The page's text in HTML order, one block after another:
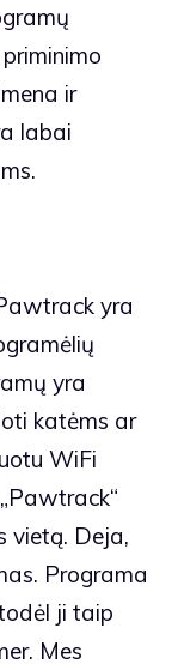
ir
labai
yra
yra
katėms ar
WiFi
vietą. Deja,
Programa
ji taip
Mes